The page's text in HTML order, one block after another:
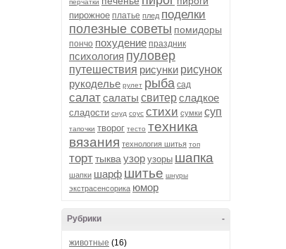
перчатки
пирожное платье плед поделки
полезные советы помидоры
пончо похудение праздник
психология пуловер
путешествия рисунки рисунок
рукоделье рулет рыба сад
салатсалаты свитерсладкое
сладости снуд соус стихи сумки суп
тапочки творог тесто техника
вязания технология шитья топ
торттыква узор узоры шапка
шапки шарф шитье шнуры
экстрасенсорика юмор
-
Рубрики
животные (16)